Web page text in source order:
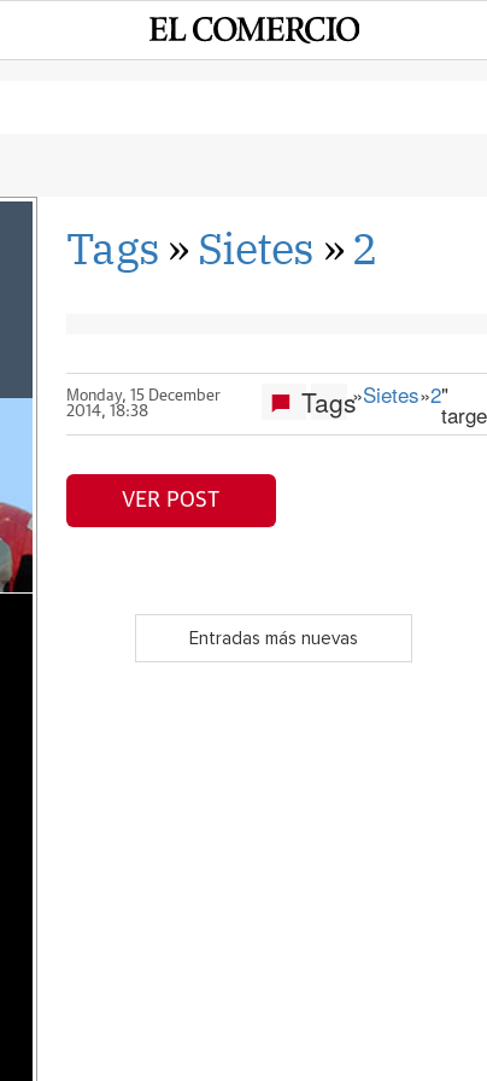
Tags » Sietes »2
Monday, 15 December
2014, 18:38
Tags»Sietes»2"
VER POST
Entradas más nuevas